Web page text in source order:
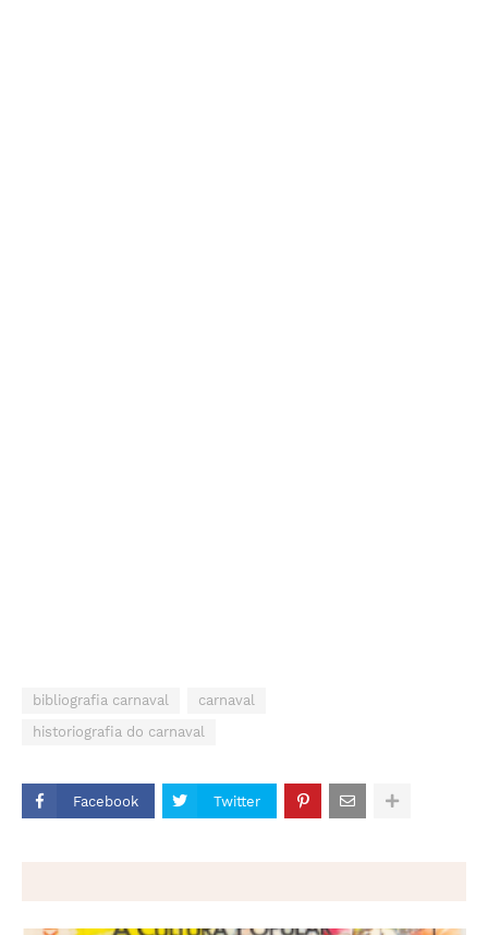
bibliografia carnaval
carnaval
historiografia do carnaval
Facebook Twitter